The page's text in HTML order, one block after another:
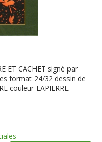
ET CACHET signé par
format 24/32 dessin de
couleur LAPIERRE